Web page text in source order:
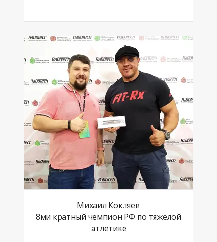
Михаил Кокляев
8ми кратный чемпион РФ по тяжёлой
атлетике